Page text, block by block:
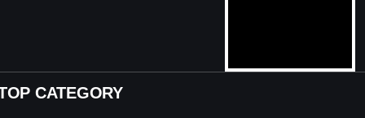
CATEGORY